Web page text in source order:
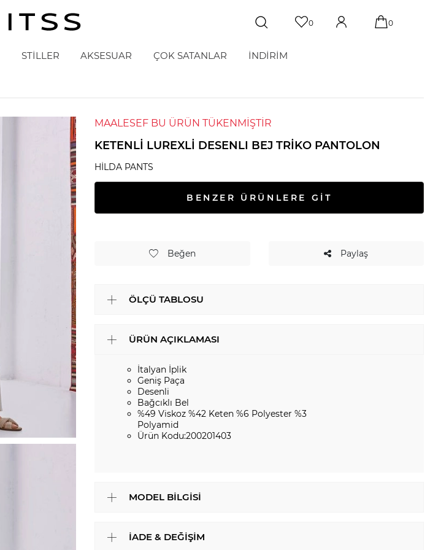
0 0
STİLLER AKSESUAR ÇOK SATANLAR İNDİRİM
MAALESEF BU ÜRÜN TÜKENMİŞTİR
KETENLI LUREXLI DESENLI BEJ TRIKO PANTOLON
HILDA PANTS
BENZER ÜRÜNLERE GİT
Beğen Paylaş
ÖLÇÜ TABLOSU
ÜRÜN AÇIKLAMASI
İtalyan İplik
Geniş Paça
Desenli
Bağcıklı Bel
%49 Viskoz %42 Keten %6 Polyester %3
Polyamid
Ürün Kodu:200201403
MODEL BILGISI
İADE & DEĞIŞIM